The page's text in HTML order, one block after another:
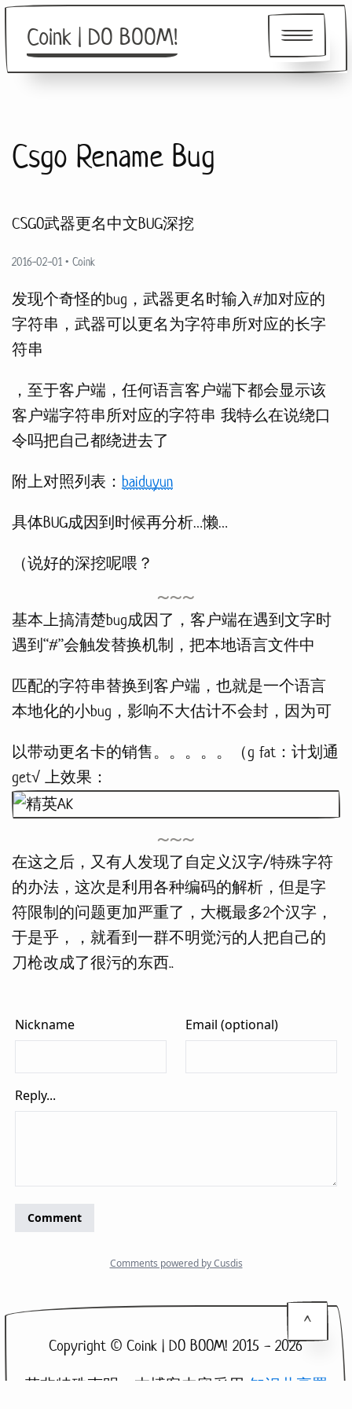
Coink | DO BOOM!
Friends
Csgo Rename Bug
CSGO武器更名中文BUG深挖
2016-02-01 • Coink
发现个奇怪的bug，武器更名时输入#加对应的
字符串，武器可以更名为字符串所对应的长字
符串
，至于客户端，任何语言客户端下都会显示该
客户端字符串所对应的字符串 我特么在说绕口
令吗把自己都绕进去了
附上对照列表： baiduyun
具体BUG成因到时候再分析…懒…
（说好的深挖呢喂？
基本上搞清楚bug成因了，客户端在遇到文字时
遇到“#”会触发替换机制，把本地语言文件中
匹配的字符串替换到客户端，也就是一个语言
本地化的小bug，影响不大估计不会封，因为可
以带动更名卡的销售。。。。。（g fat：计划通
get√ 上效果：
在这之后，又有人发现了自定义汉字/特殊字符
的办法，这次是利用各种编码的解析，但是字
符限制的问题更加严重了，大概最多2个汉字，
于是乎，，就看到一群不明觉污的人把自己的
刀枪改成了很污的东西..
^
Copyright © Coink | DO BOOM! 2015 - 2026
若非特殊声明，本博客内容采用 知识共享署